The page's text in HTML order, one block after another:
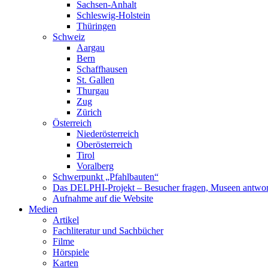
Sachsen-Anhalt
Schleswig-Holstein
Thüringen
Schweiz
Aargau
Bern
Schaffhausen
St. Gallen
Thurgau
Zug
Zürich
Österreich
Niederösterreich
Oberösterreich
Tirol
Voralberg
Schwerpunkt „Pfahlbauten“
Das DELPHI-Projekt – Besucher fragen, Museen
Aufnahme auf die Website
Medien
Artikel
Fachliteratur und Sachbücher
Filme
Hörspiele
Karten